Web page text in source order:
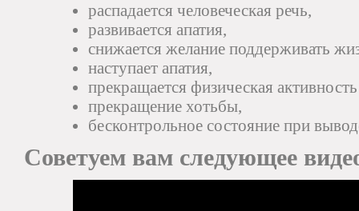
распадается человеческая речь,
развивается апатия,
снижается желание поддерживать
наступает апатия,
прекращается физическая
прекращение хотьбы,
бесконтрольное состояние при
Советуем вам следующее